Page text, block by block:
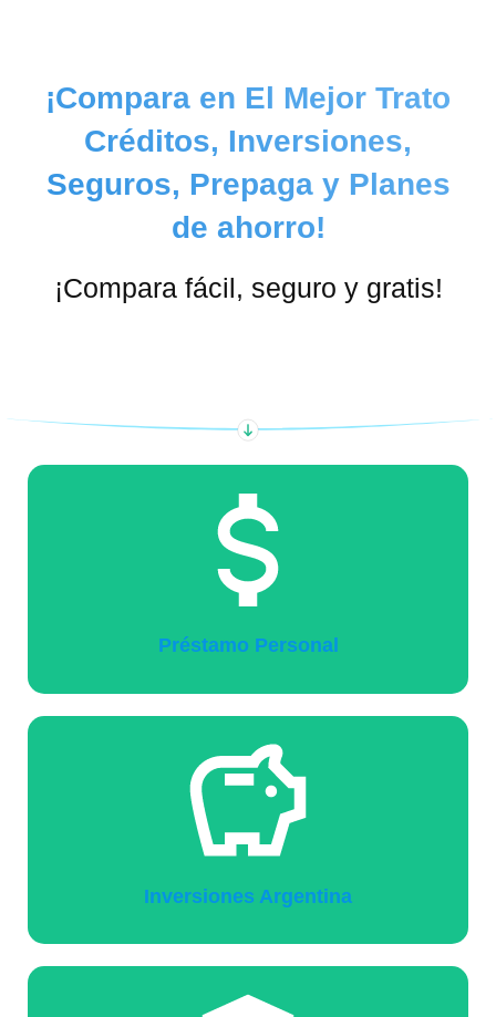
¡Compara en El Mejor Trato
Créditos, Inversiones,
Seguros, Prepaga y Planes
de ahorro!
¡Compara fácil, seguro y gratis!
Préstamo Personal
Inversiones Argentina